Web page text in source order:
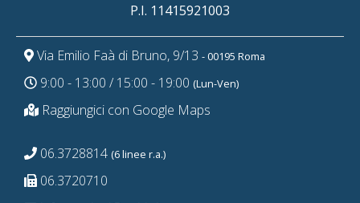
P.I. 11415921003
Via Emilio Faà di Bruno, 9/13 - 00195 Roma
9:00 - 13:00 / 15:00 - 19:00 (Lun-Ven)
Raggiungici con Google Maps
06.3728814 (6 linee r.a.)
06.3720710